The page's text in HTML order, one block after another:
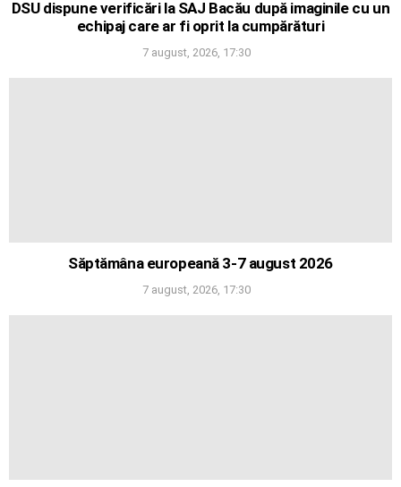
DSU dispune verificări la SAJ Bacău după imaginile cu un
echipaj care ar fi oprit la cumpărături
7 august, 2026, 17:30
Săptămâna europeană 3-7 august 2026
7 august, 2026, 17:30